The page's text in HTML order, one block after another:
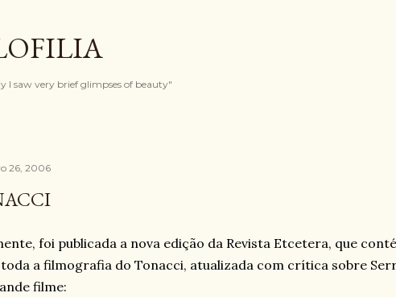
I saw very brief glimpses of beauty"
26, 2006
foi publicada a nova edição da Revista Etcetera, que
a filmografia do Tonacci, atualizada com crítica sobre
filme: